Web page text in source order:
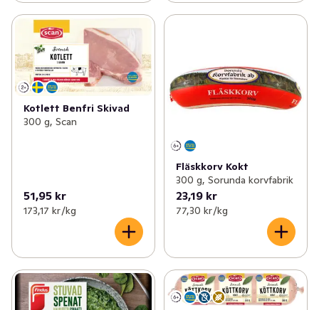
Kotlett Benfri Skivad
300 g, Scan
51,95 kr
173,17 kr /kg
Fläskkorv Kokt
300 g, Sorunda korvfabrik
23,19 kr
77,30 kr /kg